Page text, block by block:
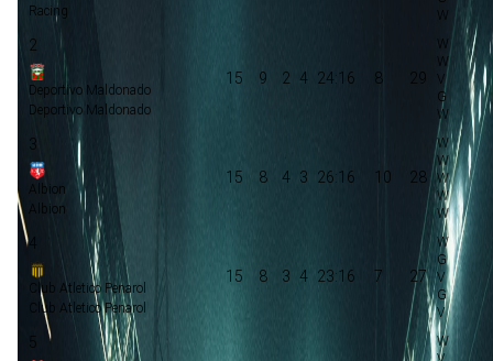
Racing
2
Deportivo Maldonado
Deportivo Maldonado
15 9 2 4 24:16 8 29
3
Albion
Albion
15 8 4 3 26:16 10 28
4
Club Atletico Penarol
Club Atletico Penarol
15 8 3 4 23:16 7 27
5